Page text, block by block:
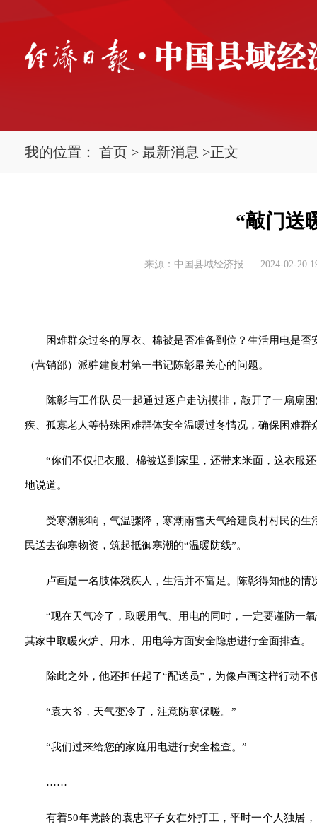
我的位置： 首页 > 最新消息 >正文
“敲门送
来源：中国县域经济报 2024-02-20
困难群众过冬的厚衣、棉被是否准备到位？生活用电是
（营销部）派驻建良村第一书记陈彰最关心的问题。
陈彰与工作队员一起通过逐户走访摸排，敲开了一扇扇
疾、孤寡老人等特殊困难群体安全温暖过冬情况，确保困难群
“你们不仅把衣服、棉被送到家里，还带来米面，这衣服
地说道。
受寒潮影响，气温骤降，寒潮雨雪天气给建良村村民的
民送去御寒物资，筑起抵御寒潮的“温暖防线”。
卢画是一名肢体残疾人，生活并不富足。陈彰得知他的
“现在天气冷了，取暖用气、用电的同时，一定要谨防一
其家中取暖火炉、用水、用电等方面安全隐患进行全面排查。
除此之外，他还担任起了“配送员”，为像卢画这样行动
“袁大爷，天气变冷了，注意防寒保暖。”
“我们过来给您的家庭用电进行安全检查。”
……
有着50年党龄的袁忠平子女在外打工，平时一个人独居